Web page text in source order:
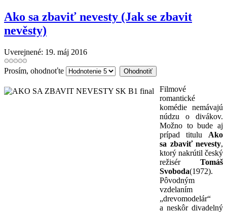
Ako sa zbaviť nevesty (Jak se zbavit
nevěsty)
Uverejnené: 19. máj 2016
Prosím, ohodnoťte
Filmové
romantické
komédie nemávajú
núdzu o divákov.
Možno to bude aj
prípad titulu Ako
sa zbaviť nevesty,
ktorý nakrútil český
režisér Tomáš
Svoboda(1972).
Pôvodným
vzdelaním
„drevomodelár“
a neskôr divadelný